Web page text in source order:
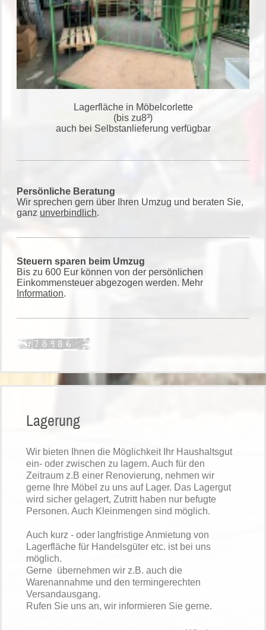
Lagerfläche in Möbelcorlette
(bis zu8³)
auch bei Selbstanlieferung verfügbar
Persönliche Beratung
Wir sprechen gern über Ihren Umzug und beraten Sie,
ganz unverbindlich.
Steuern sparen beim Umzug
Bis zu 600 Eur können von der persönlichen
Einkommensteuer abgezogen werden. Mehr
Information.
Lagerung
Wir bieten Ihnen die Möglichkeit Ihr Haushaltsgut
ein- oder zwischen zu lagern. Auch für den
Zeitraum z.B einer Renovierung, nehmen wir
gerne Ihre Möbel zu uns auf Lager. Das Lagergut
wird sicher gelagert, Zutritt haben nur befugte
Personen. Auch Kleinmengen sind möglich.
Auch kurz - oder langfristige Anmietung von
Lagerfläche für Handelsgüter etc. ist bei uns
möglich.
Gerne übernehmen wir z.B. auch die
Warenannahme und den termingerechten
Versandausgang.
Rufen Sie uns an, wir informieren Sie gerne.